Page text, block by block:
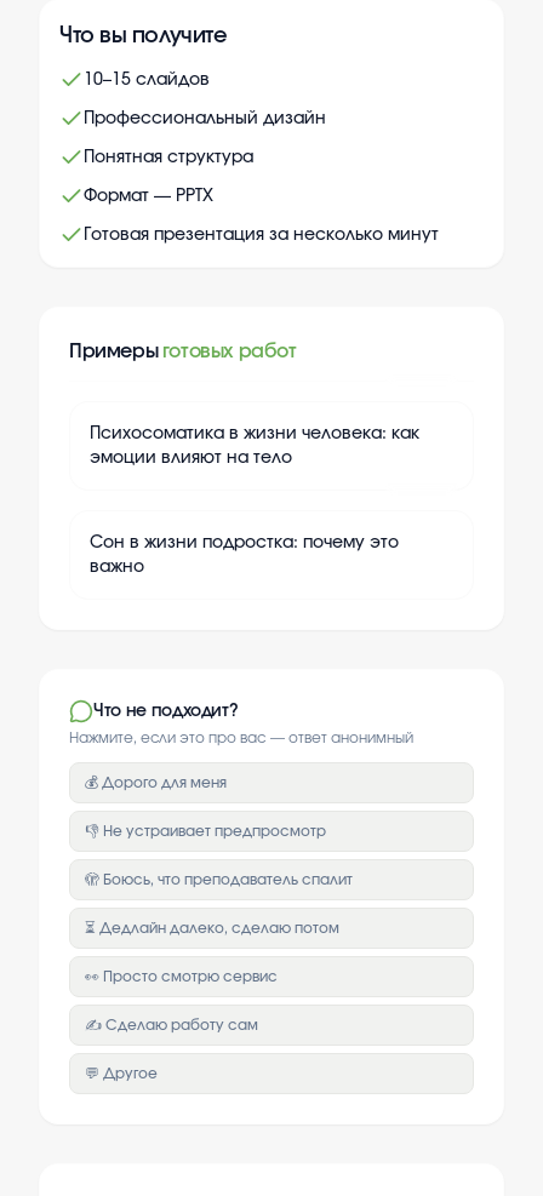
Что вы получите
10–15 слайдов
Профессиональный дизайн
Понятная структура
Формат — PPTX
Готовая презентация за несколько минут
Примеры готовых работ
Психосоматика в жизни человека: как
эмоции влияют на тело
Сон в жизни подростка: почему это
важно
Что не подходит?
Нажмите, если это про вас — ответ анонимный
💰 Дорого для меня
👎 Не устраивает предпросмотр
🫣 Боюсь, что преподаватель спалит
⏳ Дедлайн далеко, сделаю потом
👀 Просто смотрю сервис
✍️ Сделаю работу сам
💬 Другое